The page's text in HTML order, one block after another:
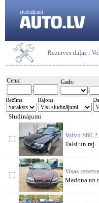
sludinājumi
Rezerves daļas :
Cena:
-
Gads:
-
Režīms: Rajons:
Sludinājumi
Volvo S80
Talsi un raj.
Visas
Madona un